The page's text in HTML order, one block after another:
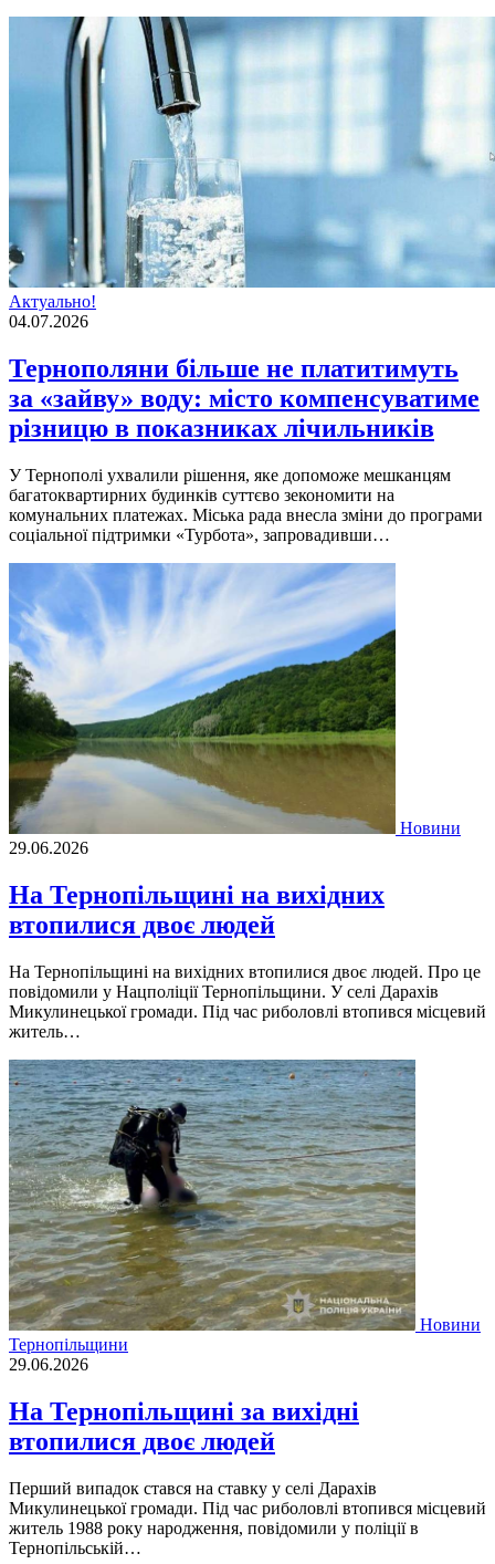
Актуально!
04.07.2026
Тернополяни більше не платитимуть
за «зайву» воду: місто компенсуватиме
різницю в показниках лічильників
У Тернополі ухвалили рішення, яке допоможе мешканцям
багатоквартирних будинків суттєво зекономити на
комунальних платежах. Міська рада внесла зміни до програми
соціальної підтримки «Турбота», запровадивши…
Новини
29.06.2026
На Тернопільщині на вихідних
втопилися двоє людей
На Тернопільщині на вихідних втопилися двоє людей. Про це
повідомили у Нацполіції Тернопільщини. У селі Дарахів
Микулинецької громади. Під час риболовлі втопився місцевий
житель…
Новини
Тернопільщини
29.06.2026
На Тернопільщині за вихідні
втопилися двоє людей
Перший випадок стався на ставку у селі Дарахів
Микулинецької громади. Під час риболовлі втопився місцевий
житель 1988 року народження, повідомили у поліції в
Тернопільській…